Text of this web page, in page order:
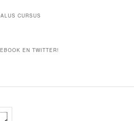
CURSUS
EN TWITTER!